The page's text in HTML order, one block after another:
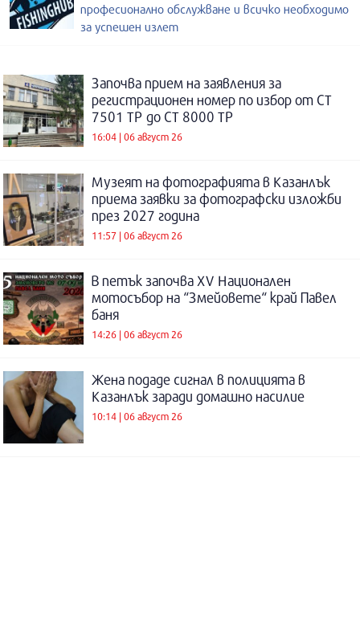
професионално обслужване и всичко необходимо
за успешен излет
Започва прием на заявления за
регистрационен номер по избор от СТ
7501 ТР до СТ 8000 ТР
16:04 | 06 август 26
Музеят на фотографията в Казанлък
приема заявки за фотографски изложби
през 2027 година
11:57 | 06 август 26
В петък започва XV Национален
мотосъбор на “Змейовете“ край Павел
баня
14:26 | 06 август 26
Жена подаде сигнал в полицията в
Казанлък заради домашно насилие
10:14 | 06 август 26